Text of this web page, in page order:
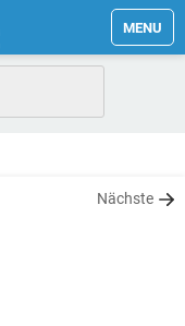
MENU
Nächste